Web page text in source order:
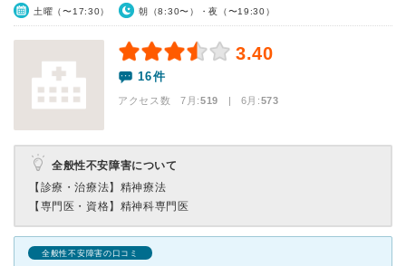
土曜（〜17:30） 朝（8:30〜）・夜（〜19:30）
3.40
16件
アクセス数 7月:519 | 6月:573
全般性不安障害について
【診療・治療法】 精神療法
【専門医・資格】 精神科専門医
全般性不安障害の口コミ